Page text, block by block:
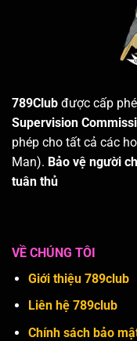
789Club được cấp
Supervision
phép cho tất cả các
Man). Bảo vệ người
tuân thủ
VỀ CHÚNG TÔI
Giới thiệu 789club
Liên hệ 789club
Chính sách bảo